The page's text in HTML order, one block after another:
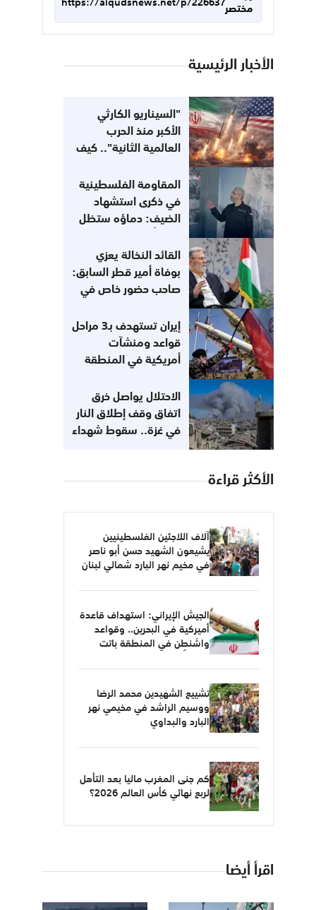
مختصر
https://alqudsnews.net/p/226637
الأخبار الرئيسية
"السيناريو الكارثي
الأكبر منذ الحرب
العالمية الثانية".. كيف
اقتصاد العالم؟
المقاومة الفلسطينية
في ذكرى استشهاد
الضيف: دماؤه ستظل
الاحتلال
القائد النخالة يعزي
بوفاة أمير قطر السابق:
صاحب حضور خاص في
إيران تستهدف بـ3 مراحل
قواعد ومنشآت
أمريكية في المنطقة
الاحتلال يواصل خرق
اتفاق وقف إطلاق النار
في غزة.. سقوط شهداء
الأكثر قراءة
آلاف اللاجئين الفلسطينيين
يشيعون الشهيد حسن أبو ناصر
في مخيم نهر البارد شمالي لبنان
الجيش الإيراني: استهداف قاعدة
أميركية في البحرين.. وقواعد
واشنطن في المنطقة باتت
تشييع الشهيدين محمد الرضا
ووسيم الراشد في مخيمي نهر
البارد والبداوي
كم جنى المغرب ماليا بعد التأهل
لربع نهائي كأس العالم 2026؟
اقرأ أيضا